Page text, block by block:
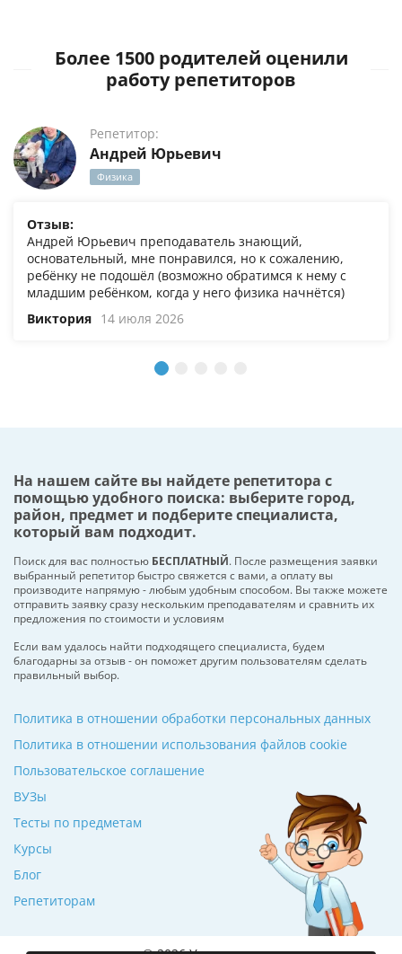
Более 1500 родителей оценили
работу репетиторов
Репетитор:
Андрей Юрьевич
Физика
Отзыв:
Андрей Юрьевич преподаватель знающий,
основательный, мне понравился, но к сожалению,
ребёнку не подошёл (возможно обратимся к нему с
младшим ребёнком, когда у него физика начнётся)
Виктория 14 июля 2026
На нашем сайте вы найдете репетитора с
помощью удобного поиска: выберите город,
район, предмет и подберите специалиста,
который вам подходит.
Поиск для вас полностью БЕСПЛАТНЫЙ. После размещения заявки
выбранный репетитор быстро свяжется с вами, а оплату вы
производите напрямую - любым удобным способом. Вы также можете
отправить заявку сразу нескольким преподавателям и сравнить их
предложения по стоимости и условиям
Если вам удалось найти подходящего специалиста, будем
благодарны за отзыв - он поможет другим пользователям сделать
правильный выбор.
ВУЗы
Тесты по предметам
Курсы
Блог
Репетиторам
Политика в отношении обработки персональных данных
Политика в отношении использования файлов cookie
Пользовательское соглашение